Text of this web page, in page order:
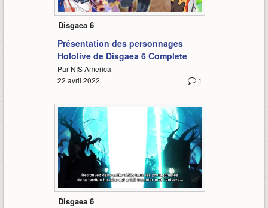
1:13
Disgaea 6
Présentation des personnages
Hololive de Disgaea 6 Complete
Par NIS America
1
22 avril 2022
3:01
Disgaea 6